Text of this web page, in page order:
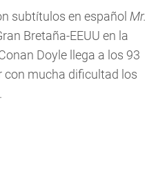
subtítulos en español Mr.
Bretaña-EEUU en la
Doyle llega a los 93
con mucha dificultad los